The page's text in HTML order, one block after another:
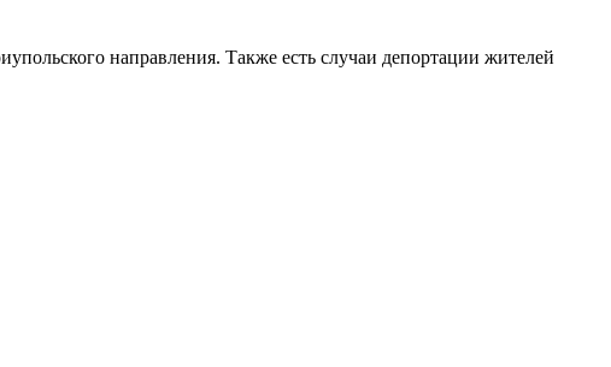
направления. Также есть случаи депортации жителей